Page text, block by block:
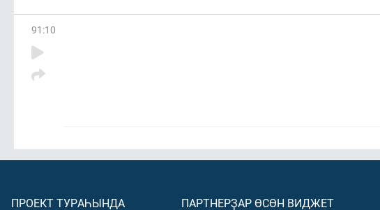
91 :10
ПРОЕКТ ТУРАҺЫНДА
ПАРТНЕРҘАР ӨСӨН ВИДЖЕТ